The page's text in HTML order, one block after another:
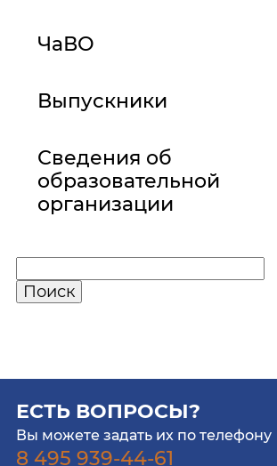
ЧаВО
Выпускники
Сведения об
образовательной
организации
ЕСТЬ ВОПРОСЫ?
Вы можете задать их по телефону
8 495 939-44-61